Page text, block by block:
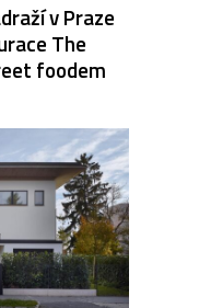
v Praze
The
foodem